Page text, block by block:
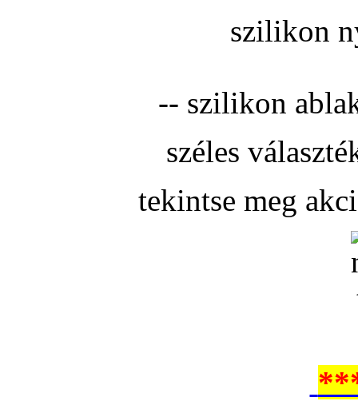
szilikon
-- szilikon
széles
tekintse meg